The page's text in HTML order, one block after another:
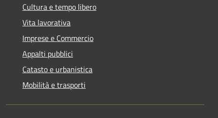
Cultura e tempo libero
Vita lavorativa
Imprese e Commercio
Appalti pubblici
Catasto e urbanistica
Mobilità e trasporti